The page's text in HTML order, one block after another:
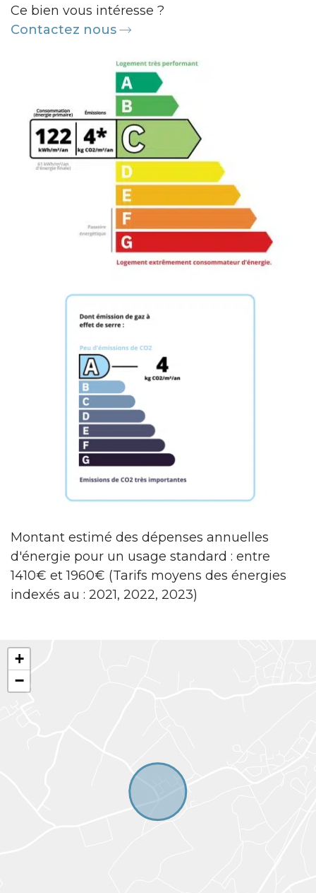
Ce bien vous intéresse ?
Contactez nous
Montant estimé des dépenses annuelles
d'énergie pour un usage standard : entre
1410€ et 1960€ (Tarifs moyens des énergies
indexés au : 2021, 2022, 2023)
+
−